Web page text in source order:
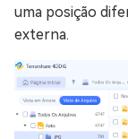
uma posição
externa.